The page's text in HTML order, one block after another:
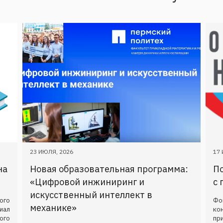
23 ИЮЛЯ, 2026
Новая образовательная программа:
«Цифровой инжиниринг и
искусственный интеллект в
механике»
17
с